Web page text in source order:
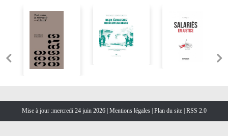
Mise à jour :mercredi 24 juin 2026 | Mentions légales | Plan du site |RSS 2.0